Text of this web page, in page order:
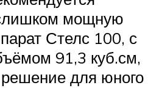
мощную
Стелс 100, с
91,3 куб.см,
для юного